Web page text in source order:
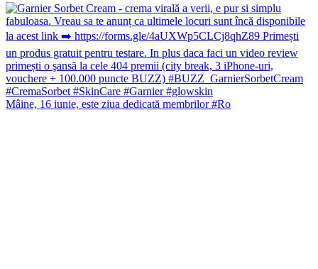
Mâine, 16 iunie, este ziua dedicată membrilor #Ro